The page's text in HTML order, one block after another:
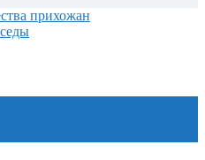
прихожан